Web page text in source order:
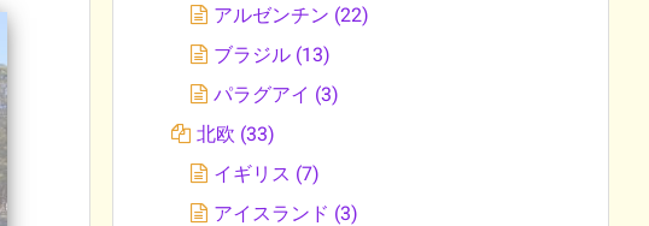
アルゼンチン (22)
ブラジル (13)
パラグアイ (3)
北欧 (33)
イギリス (7)
アイスランド (3)